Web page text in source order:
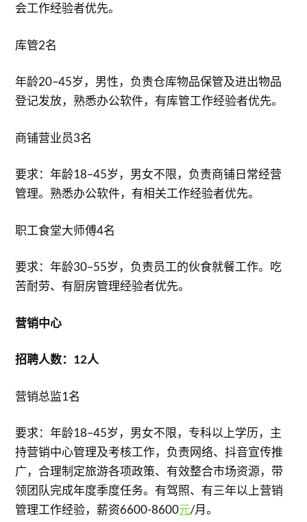
会工作经验者优先。
库管2名
年龄20–45岁，男性，负责仓库物品保管及进出物品
登记发放，熟悉办公软件，有库管工作经验者优先。
商铺营业员3名
要求：年龄18–45岁，男女不限，负责商铺日常经营
管理。熟悉办公软件，有相关工作经验者优先。
职工食堂大师傅4名
要求：年龄30–55岁，负责员工的伙食就餐工作。吃
苦耐劳、有厨房管理经验者优先。
营销中心
招聘人数：12人
营销总监1名
要求：年龄18–45岁，男女不限，专科以上学历，主
持营销中心管理及考核工作，负责网络、抖音宣传推
广，合理制定旅游各项政策、有效整合市场资源，带
领团队完成年度季度任务。有驾照、有三年以上营销
管理工作经验，薪资6600-8600元/月。